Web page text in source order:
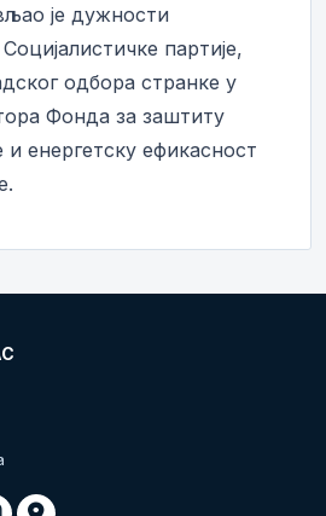
је дужности
партије,
одбора странке у
Фонда за заштиту
енергетску ефикасност